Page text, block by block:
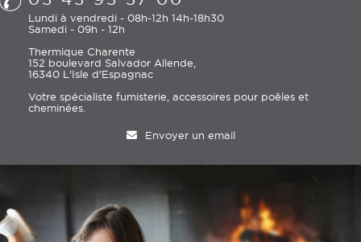
Lundi à vendredi - 08h-12h 14h-18h30
Samedi - 09h - 12h
Thermique Charente
152 boulevard Salvador Allende,
16340 L'Isle d'Espagnac
Votre spécialiste fumisterie, accessoires pour poêles et
cheminées.
Envoyer un email